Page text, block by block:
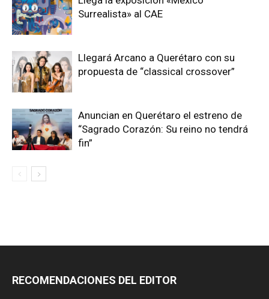
Surrealista» al CAE
Llegará Arcano a Querétaro con su
propuesta de “classical crossover”
Anuncian en Querétaro el estreno de
“Sagrado Corazón: Su reino no tendrá
fin”
RECOMENDACIONES DEL EDITOR